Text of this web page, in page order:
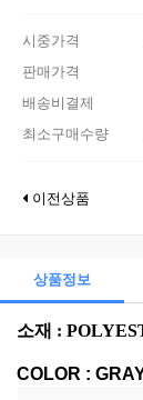
시중가격
판매가격
배송비결제
최소구매수량
이전상품
상품정보
소재 :
COLOR :